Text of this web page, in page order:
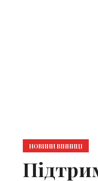
НОВИНИ ВІННИЦІ